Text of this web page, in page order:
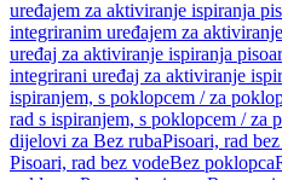
uređajem za aktiviranje ispiranja
integriranim uređajem za
uređaj za aktiviranje ispiranja
integrirani uređaj za aktiviranje
ispiranjem, s poklopcem / za
rad s ispiranjem, s poklopcem / za
dijelovi za Bez rubaPisoari, rad
Pisoari, rad bez vodeBez poklopca